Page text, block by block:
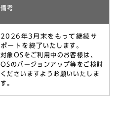
備考
2026年3月末をもって継続サ
ポートを終了 いたします。
対象OSをご利用中のお客様は、
OSのバージョンアップ等をご検討
くださいますようお願いいたしま
す。